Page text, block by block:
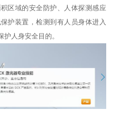
区域的安全防护、人体探测感应
护装置，检测到有人员身体进入
人身安全目的。